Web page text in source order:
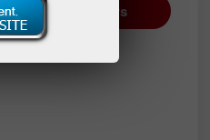
All authors